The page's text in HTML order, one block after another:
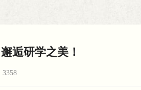
逅研学之美！